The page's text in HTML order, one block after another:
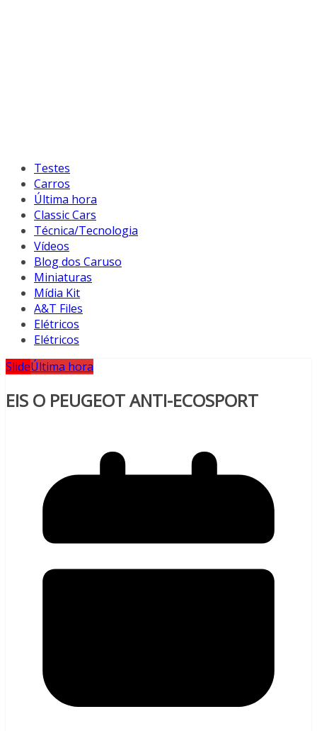
Testes
Carros
Última hora
Classic Cars
Técnica/Tecnologia
Vídeos
Blog dos Caruso
Miniaturas
Mídia Kit
A&T Files
Elétricos
Elétricos
SlideÚltima hora
EIS O PEUGEOT ANTI-ECOSPORT